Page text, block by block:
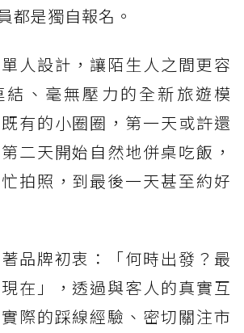
都是獨自報名。
人設計，讓陌生人之間更容
結、毫無壓力的全新旅遊模
有的小圈圈，第一天或許還
二天開始自然地併桌吃飯，
拍照，到最後一天甚至約好
品牌初衷：「何時出發？最
在」，透過與客人的真實互
際的踩線經驗、密切關注市